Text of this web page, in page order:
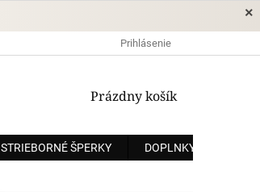
×
OCHRANA OSOBNÝCH ÚDAJOV
Prihlásenie
NÁKUPNÝ
Prázdny košík
STRIEBORNÉ ŠPERKY DOPLNKY